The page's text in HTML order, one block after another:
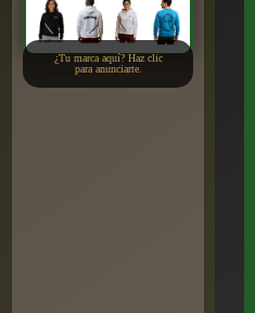
¿Tu marca aquí? Haz clic
para anunciarte.